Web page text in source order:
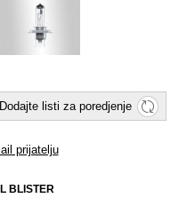
Dodajte listi za poredjenje
prijatelju
BLISTER